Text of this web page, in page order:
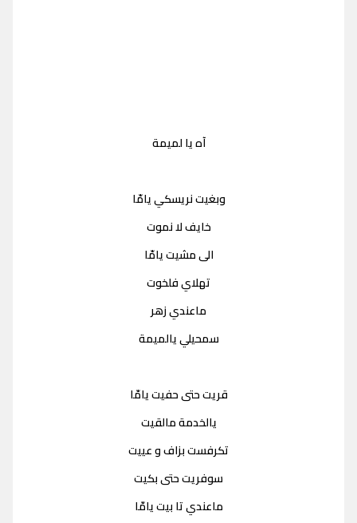
آه يا لميمة
وبغيت نريسكي يامّا
خايف لا نموت
الى مشيت يامّا
تهلاي فلخوت
ماعندي زهر
سمحيلي يالميمة
قريت حتى حفيت يامّا
يالخدمة مالقيت
تكرفست بزاف و عييت
سوفريت حتى بكيت
ماعندي تا بيت يامّا